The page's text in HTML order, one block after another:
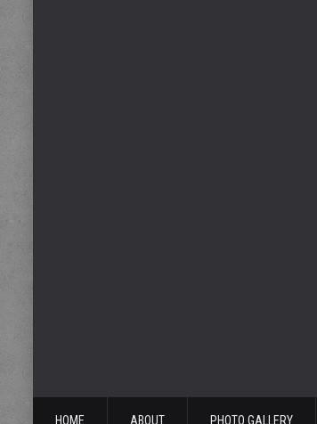
HOME ABOUT PHOTO GALLERY